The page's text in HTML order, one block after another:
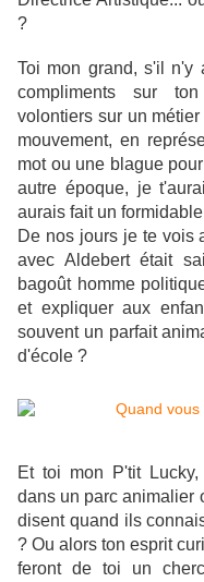
?
Toi mon grand, s'il n'y
compliments sur
volontiers sur un
mouvement, en
mot ou une blague
autre époque, je
aurais fait un
De nos jours je te vois
avec Aldebert était
bagoût homme
et expliquer aux
souvent un parfait
d'école ?
Et toi mon P'tit
dans un parc animalier
disent quand ils
? Ou alors ton esprit
feront de toi un